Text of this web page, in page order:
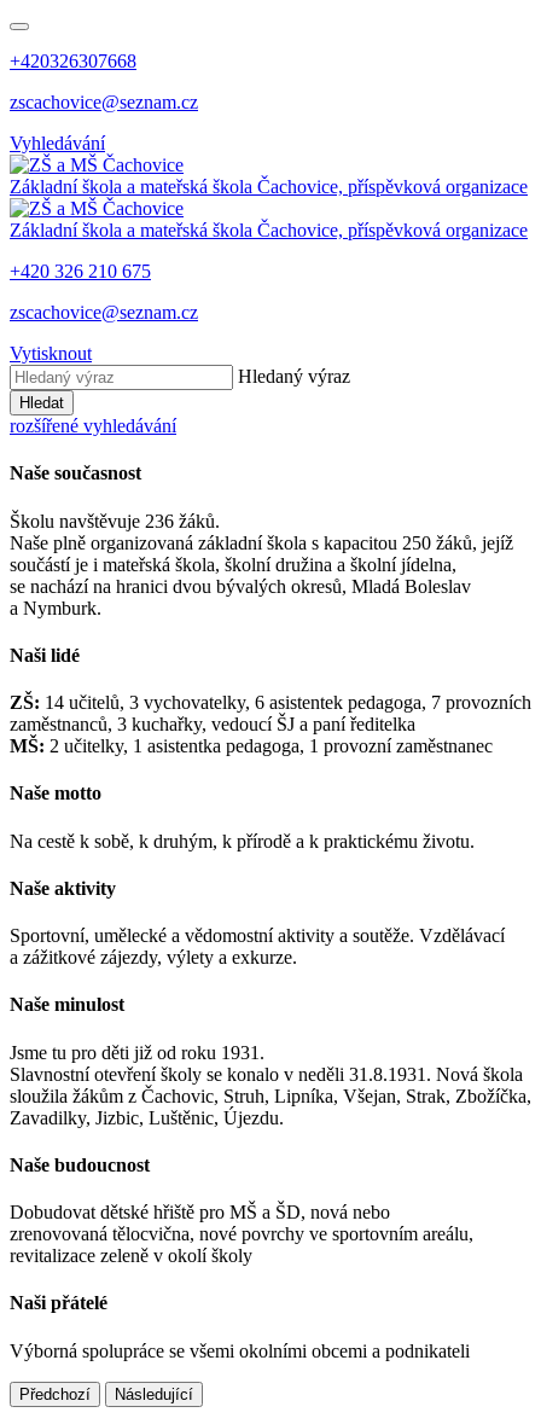
+420326307668
zscachovice@seznam.cz
Vyhledávání
Základní škola a mateřská škola Čachovice, příspěvková organizace
Základní škola a mateřská škola Čachovice, příspěvková organizace
+420 326 210 675
zscachovice@seznam.cz
Vytisknout
Hledaný výraz
Hledat
rozšířené vyhledávání
Naše současnost
Školu navštěvuje 236 žáků.
Naše plně organizovaná základní škola s kapacitou 250 žáků, jejíž
součástí je i mateřská škola, školní družina a školní jídelna,
se nachází na hranici dvou bývalých okresů, Mladá Boleslav
a Nymburk.
Naši lidé
ZŠ: 14 učitelů, 3 vychovatelky, 6 asistentek pedagoga, 7 provozních
zaměstnanců, 3 kuchařky, vedoucí ŠJ a paní ředitelka
MŠ: 2 učitelky, 1 asistentka pedagoga, 1 provozní zaměstnanec
Naše motto
Na cestě k sobě, k druhým, k přírodě a k praktickému životu.
Naše aktivity
Sportovní, umělecké a vědomostní aktivity a soutěže. Vzdělávací
a zážitkové zájezdy, výlety a exkurze.
Naše minulost
Jsme tu pro děti již od roku 1931.
Slavnostní otevření školy se konalo v neděli 31.8.1931. Nová škola
sloužila žákům z Čachovic, Struh, Lipníka, Všejan, Strak, Zbožíčka,
Zavadilky, Jizbic, Luštěnic, Újezdu.
Naše budoucnost
Dobudovat dětské hřiště pro MŠ a ŠD, nová nebo
zrenovovaná tělocvična, nové povrchy ve sportovním areálu,
revitalizace zeleně v okolí školy
Naši přátelé
Výborná spolupráce se všemi okolními obcemi a podnikateli
Předchozí Následující